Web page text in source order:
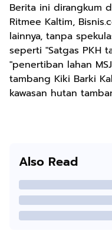
Berita ini dirangkum
Ritmee Kaltim,
lainnya, tanpa
seperti "Satgas PKH
"penertiban lahan
tambang Kiki Barki
kawasan hutan
Also Read